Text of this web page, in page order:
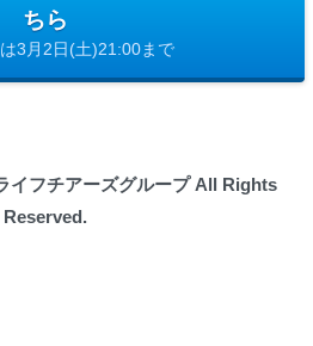
ちら
3月2日(土)21:00まで
フチアーズグループ All Rights
Reserved.